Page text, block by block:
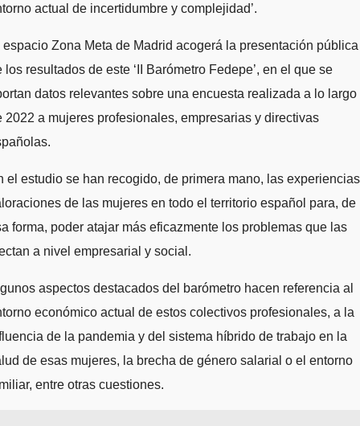
actual de incertidumbre y complejidad’.
espacio Zona Meta de Madrid acogerá la presentación pública
los resultados de este ‘II Barómetro Fedepe’, en el que se
datos relevantes sobre una encuesta realizada a lo largo
2022 a mujeres profesionales, empresarias y directivas
el estudio se han recogido, de primera mano, las
de las mujeres en todo el territorio español para, de
forma, poder atajar más eficazmente los problemas que las
a nivel empresarial y social.
aspectos destacados del barómetro hacen referencia al
económico actual de estos colectivos profesionales, a la
de la pandemia y del sistema híbrido de trabajo en la
de esas mujeres, la brecha de género salarial o el entorno
entre otras cuestiones.